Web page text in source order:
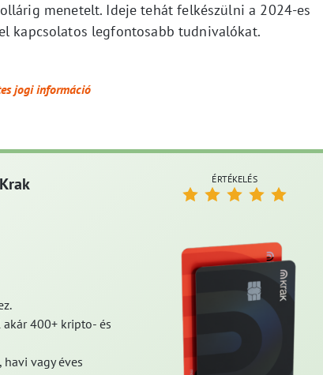
menetelt. Ideje tehát felkészülni a 2024-es
kapcsolatos legfontosabb tudnivalókat.
jogi információ
400+ kripto- és
vagy éves
ÉRTÉKELÉS